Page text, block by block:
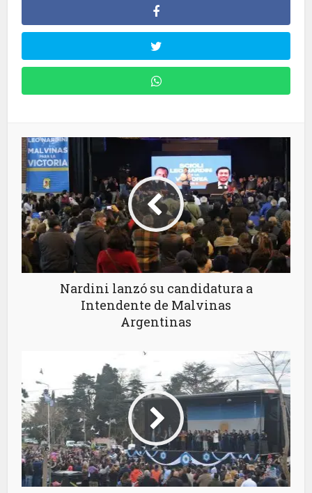
Nardini lanzó su candidatura a
Intendente de Malvinas
Argentinas